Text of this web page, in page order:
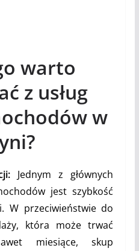
warto
z usług
w
Jednym z głównych
jest szybkość
W przeciwieństwie do
która może trwać
miesiące, skup